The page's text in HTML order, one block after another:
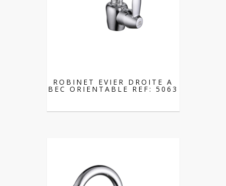
ROBINET EVIER DROITE A
BEC ORIENTABLE REF: 5063